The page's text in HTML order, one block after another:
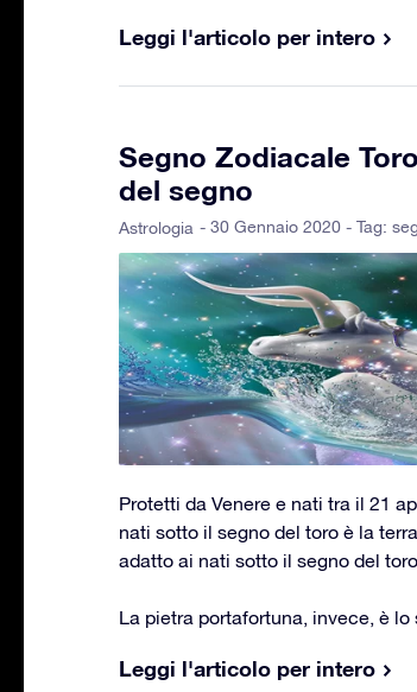
Leggi l'articolo per intero
Segno Zodiacale
del segno
Astrologia - 30 Gennaio 2020 - Tag:
Protetti da Venere e nati tra il 21
nati sotto il segno del toro è la
adatto ai nati sotto il segno del
La pietra portafortuna, invece, è
Leggi l'articolo per intero